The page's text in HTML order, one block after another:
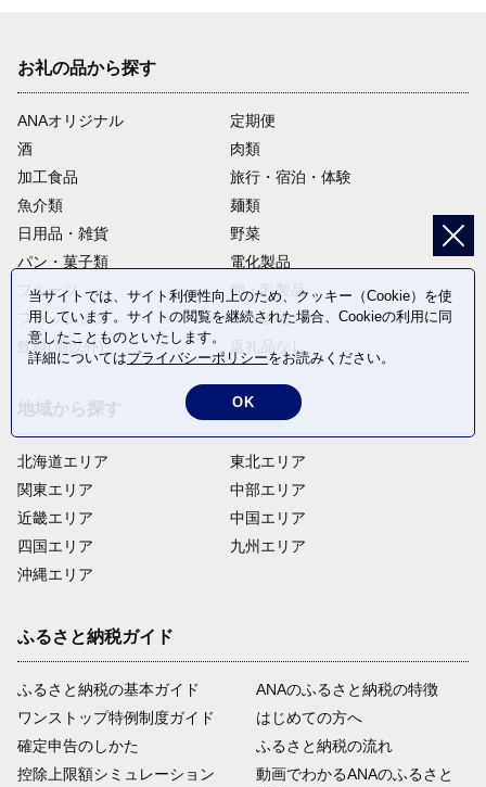
お礼の品から探す
ANAオリジナル
定期便
酒
肉類
加工食品
旅行・宿泊・体験
魚介類
麺類
日用品・雑貨
野菜
パン・菓子類
電化製品
フルーツ
卵・乳製品
ファッション
米・穀物
飲料(酒以外)
返礼品なし
北海道エリア
関東エリア
近畿エリア
四国エリア
沖縄エリア
東北エリア
中部エリア
中国エリア
九州エリア
ふるさと納税ガイド
ふるさと納税の基本ガイド
ワンストップ特例制度ガイド
確定申告のしかた
控除上限額シミュレーション
ANAのふるさと納税の特徴
はじめての方へ
ふるさと納税の流れ
動画でわかるANAのふるさと
当サイトでは、サイト利便性向上のため、クッキー（Cookie）を使
用しています。サイトの閲覧を継続された場合、Cookieの利用に同
意したことものといたします。
詳細についてはプライバシーポリシーをお読みください。
OK